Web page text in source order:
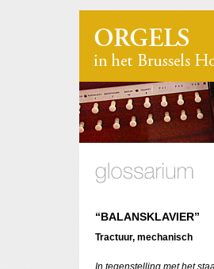
“BALANSKLAVIER”
Tractuur, mechanisch
In tegenstelling met het